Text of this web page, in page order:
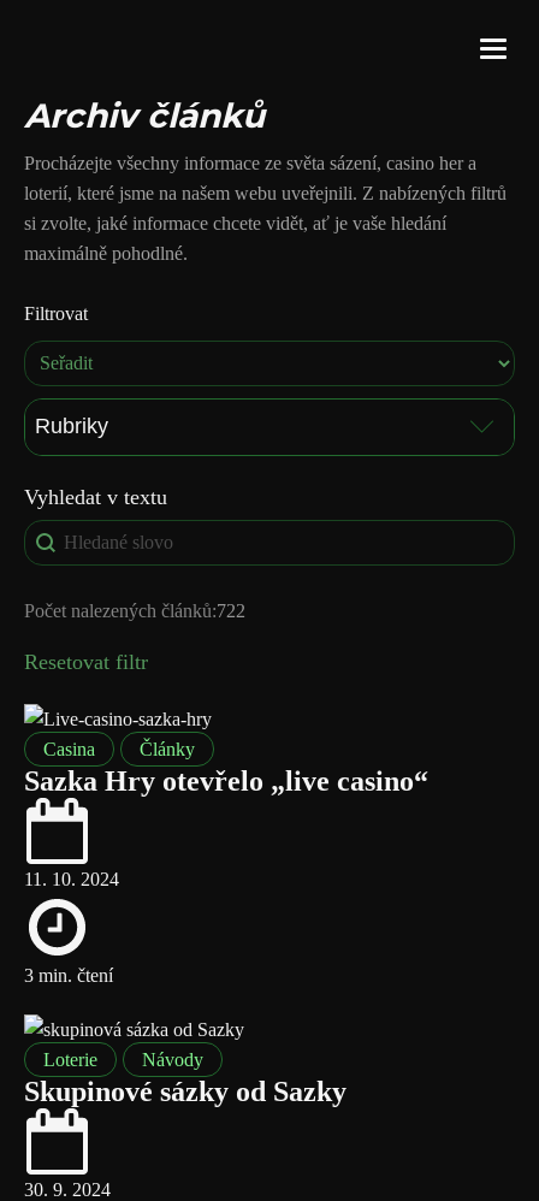
Archiv článků
Procházejte všechny informace ze světa sázení, casino her a
loterií, které jsme na našem webu uveřejnili. Z nabízených filtrů
si zvolte, jaké informace chcete vidět, ať je vaše hledání
maximálně pohodlné.
Casina Články
Sazka Hry otevřelo „live casino“
11. 10. 2024
3 min. čtení
Loterie Návody
Skupinové sázky od Sazky
30. 9. 2024
Filtrovat
Sort content
Rubriky
Archiv(232)
Sázení(225)
Návody(59)
Audio(39)
Sázení podle sportu
Strategie sázení(13)
Psychologie sázení
Vyhledat v textu
Search content
Počet nalezených článků:722
Resetovat filtr